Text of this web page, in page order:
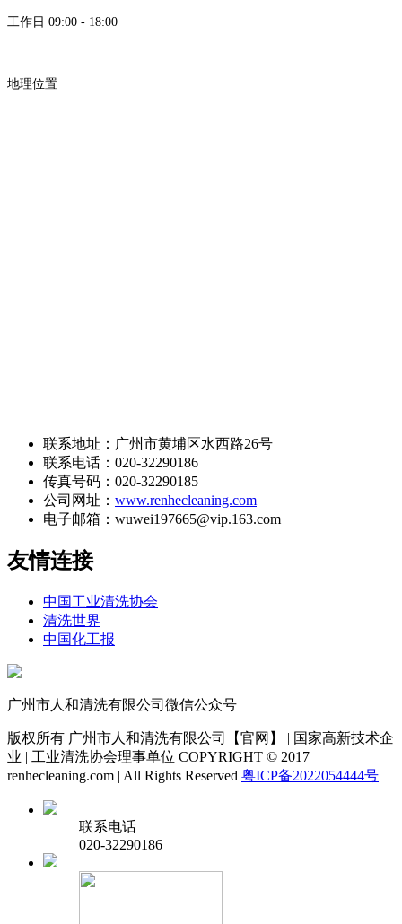
工作日 09:00 - 18:00
地理位置
联系地址：广州市黄埔区水西路26号
联系电话：020-32290186
传真号码：020-32290185
公司网址： www.renhecleaning.com
电子邮箱：wuwei197665@vip.163.com
友情连接
中国工业清洗协会
清洗世界
中国化工报
广州市人和清洗有限公司微信公众号
版权所有 广州市人和清洗有限公司【官网】 | 国家高新技术企
业 | 工业清洗协会理事单位 COPYRIGHT © 2017
renhecleaning.com | All Rights Reserved 粤ICP备2022054444号
联系电话
020-32290186